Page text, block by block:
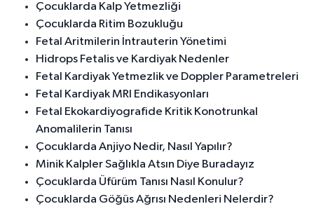
Çocuklarda Kalp Yetmezliği
Çocuklarda Ritim Bozukluğu
Fetal Aritmilerin İntrauterin Yönetimi
Hidrops Fetalis ve Kardiyak Nedenler
Fetal Kardiyak Yetmezlik ve Doppler Parametreleri
Fetal Kardiyak MRI Endikasyonları
Fetal Ekokardiyografide Kritik Konotrunkal
Anomalilerin Tanısı
Çocuklarda Anjiyo Nedir, Nasıl Yapılır?
Minik Kalpler Sağlıkla Atsın Diye Buradayız
Çocuklarda Üfürüm Tanısı Nasıl Konulur?
Çocuklarda Göğüs Ağrısı Nedenleri Nelerdir?